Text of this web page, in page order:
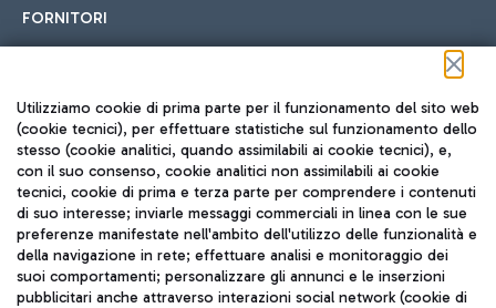
FORNITORI
Seguici sui social
TRAVEL JOURNAL
ITA
Utilizziamo cookie di prima parte per il funzionamento del sito web
(cookie tecnici), per effettuare statistiche sul funzionamento dello
stesso (cookie analitici, quando assimilabili ai cookie tecnici), e,
con il suo consenso, cookie analitici non assimilabili ai cookie
tecnici, cookie di prima e terza parte per comprendere i contenuti
di suo interesse; inviarle messaggi commerciali in linea con le sue
preferenze manifestate nell'ambito dell'utilizzo delle funzionalità e
della navigazione in rete; effettuare analisi e monitoraggio dei
suoi comportamenti; personalizzare gli annunci e le inserzioni
pubblicitari anche attraverso interazioni social network (cookie di